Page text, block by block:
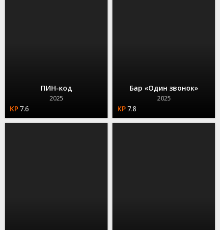
ПИН-код
2025
7.6
Бар «Один звонок»
2025
7.8